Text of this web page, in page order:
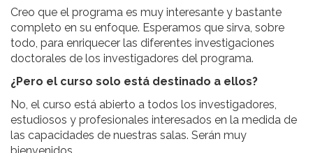
Creo que el programa es muy interesante y bastante
completo en su enfoque. Esperamos que sirva, sobre
todo, para enriquecer las diferentes investigaciones
doctorales de los investigadores del programa.
¿Pero el curso solo está destinado a ellos?
No, el curso está abierto a todos los investigadores,
estudiosos y profesionales interesados en la medida de
las capacidades de nuestras salas. Serán muy